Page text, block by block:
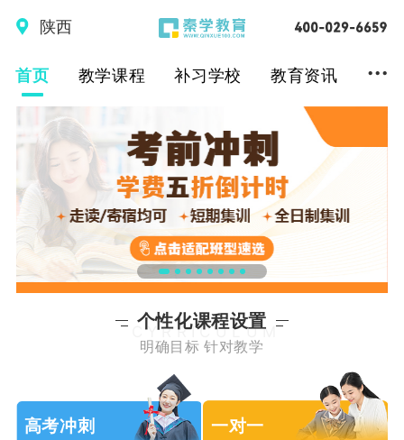
陕西
首页 教学课程 补习学校 教育资讯 ...
个性化课程设置
CYRRICULUM
明确目标 针对教学
高考冲刺 一对一